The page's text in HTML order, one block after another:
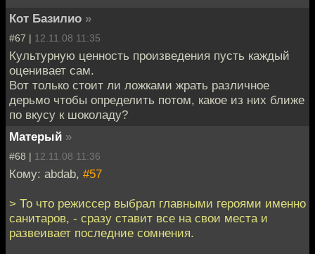
Кот Базилио »
#67 | 12.11.08 11:35
Культурную ценность произведения пусть каждый
оценивает сам.
Вот только стоит ли ложками жрать различное
дерьмо чтобы определить потом, какое из них ближе
по вкусу к шоколаду?
Матерый »
#68 | 12.11.08 11:36
Кому: abdab, #57
> То что режиссер выбрал главными героями именно
санитаров, - сразу ставит все на свои места и
развеивает последние сомнения.